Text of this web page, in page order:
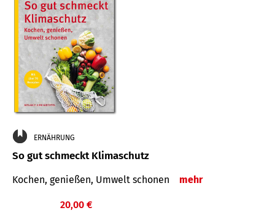
ERNÄHRUNG
So gut schmeckt Klimaschutz
Kochen, genießen, Umwelt schonen mehr
20,00 €